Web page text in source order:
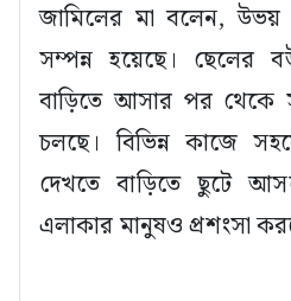
জামিলের মা বলেন, উভয়
সম্পন্ন হয়েছে। ছেলের
বাড়িতে আসার পর থেকে
চলছে। বিভিন্ন কাজে
দেখতে বাড়িতে ছুটে
এলাকার মানুষও প্রশংসা